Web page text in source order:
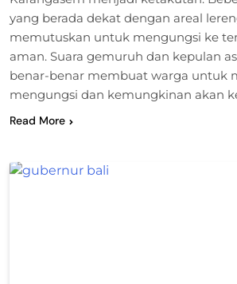
yang berada dekat dengan areal
memutuskan untuk mengungsi ke
aman. Suara gemuruh dan kepulan
benar-benar membuat warga untuk
mengungsi dan kemungkinan akan
Read More